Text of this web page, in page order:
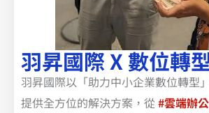
羽昇國際 X 數位轉
羽昇國際以「助力中小企業數位轉型
提供全方位的解決方案，從 #雲端辦公